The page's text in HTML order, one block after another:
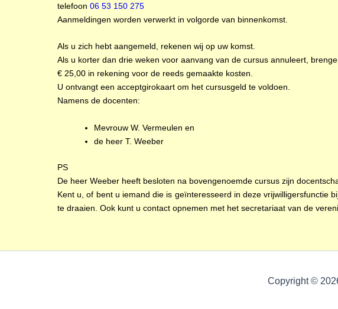
telefoon 06 53 150 275
Aanmeldingen worden verwerkt in volgorde van binnenkomst.
Als u zich hebt aangemeld, rekenen wij op uw komst.
Als u korter dan drie weken voor aanvang van de cursus annuleert,
€ 25,00 in rekening voor de reeds gemaakte kosten.
U ontvangt een acceptgirokaart om het cursusgeld te voldoen.
Namens de docenten:
Mevrouw W. Vermeulen en
de heer T. Weeber
PS
De heer Weeber heeft besloten na bovengenoemde cursus zijn
Kent u, of bent u iemand die is geïnteresseerd in deze vrijwilligersfunctie
te draaien. Ook kunt u contact opnemen met het secretariaat van de
Copyright ©